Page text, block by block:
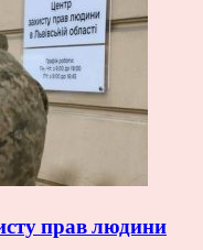
прав людини